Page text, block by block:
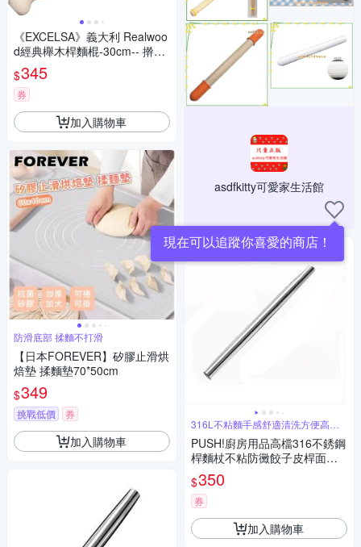
《EXCELSA》義大利 Realwoo
d經典櫸木桿麵棍-30cm-- 擀麵
杖 擀麵棍
$345
券
加入購物車
防滑底部 揉麵不打滑
【日本FOREVER】矽膠止滑烘
焙墊 揉麵墊70*50cm
$349
挑戰低價 券
加入購物車
asdfkitty可愛家生活館
現在可以追蹤你喜愛的商店！
316L不粘麵手感舒適清洗方便高效
擀麵皮
PUSH!廚房用品高檔316不銹鋼
桿麵杖不粘防黴餃子皮桿面棍
桿麵杖烘焙桿麵棍D389
$350
券
加入購物車